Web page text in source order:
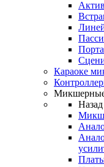
Караоке
Назад